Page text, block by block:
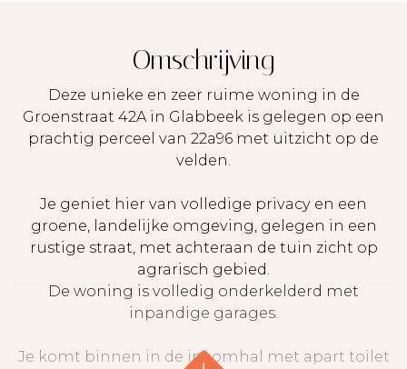
Omschrijving
Deze unieke en zeer ruime woning in de
Groenstraat 42A in Glabbeek is gelegen op een
prachtig perceel van 22a96 met uitzicht op de
velden.
Je geniet hier van volledige privacy en een
groene, landelijke omgeving, gelegen in een
rustige straat, met achteraan de tuin zicht op
agrarisch gebied.
De woning is volledig onderkelderd met
inpandige garages.
Je komt binnen in de inkomhal met apart toilet